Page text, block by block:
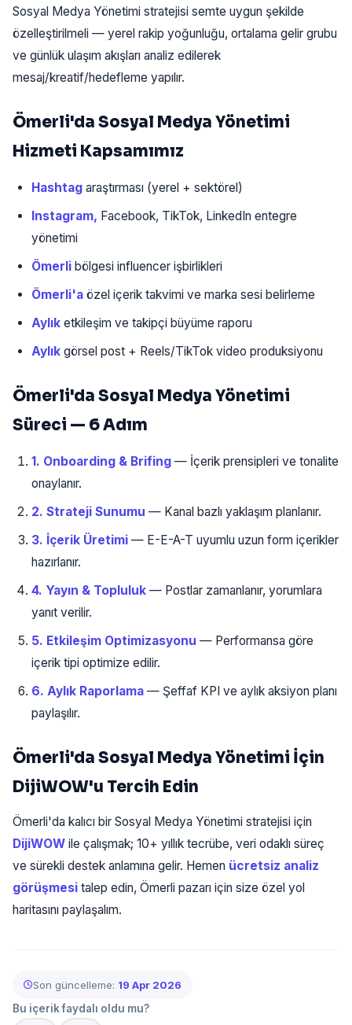
Sosyal Medya Yönetimi stratejisi semte uygun şekilde
özelleştirilmeli — yerel rakip yoğunluğu, ortalama gelir grubu
ve günlük ulaşım akışları analiz edilerek
mesaj/kreatif/hedefleme yapılır.
Ömerli'da Sosyal Medya Yönetimi
Hizmeti Kapsamımız
Hashtag araştırması (yerel + sektörel)
Instagram, Facebook, TikTok, LinkedIn entegre
yönetimi
Ömerli bölgesi influencer işbirlikleri
Ömerli'a özel içerik takvimi ve marka sesi belirleme
Aylık etkileşim ve takipçi büyüme raporu
Aylık görsel post + Reels/TikTok video produksiyonu
Ömerli'da Sosyal Medya Yönetimi
Süreci — 6 Adım
1. Onboarding & Brifing — İçerik prensipleri ve tonalite
onaylanır.
2. Strateji Sunumu — Kanal bazlı yaklaşım planlanır.
3. İçerik Üretimi — E-E-A-T uyumlu uzun form içerikler
hazırlanır.
4. Yayın & Topluluk — Postlar zamanlanır, yorumlara
yanıt verilir.
5. Etkileşim Optimizasyonu — Performansa göre
içerik tipi optimize edilir.
6. Aylık Raporlama — Şeffaf KPI ve aylık aksiyon planı
paylaşılır.
Ömerli'da Sosyal Medya Yönetimi İçin
DijiWOW'u Tercih Edin
Ömerli'da kalıcı bir Sosyal Medya Yönetimi stratejisi için
DijiWOW ile çalışmak; 10+ yıllık tecrübe, veri odaklı süreç
ve sürekli destek anlamına gelir. Hemen ücretsiz analiz
görüşmesi talep edin, Ömerli pazarı için size özel yol
haritasını paylaşalım.
Son güncelleme: 19 Apr 2026
Bu içerik faydalı oldu mu?